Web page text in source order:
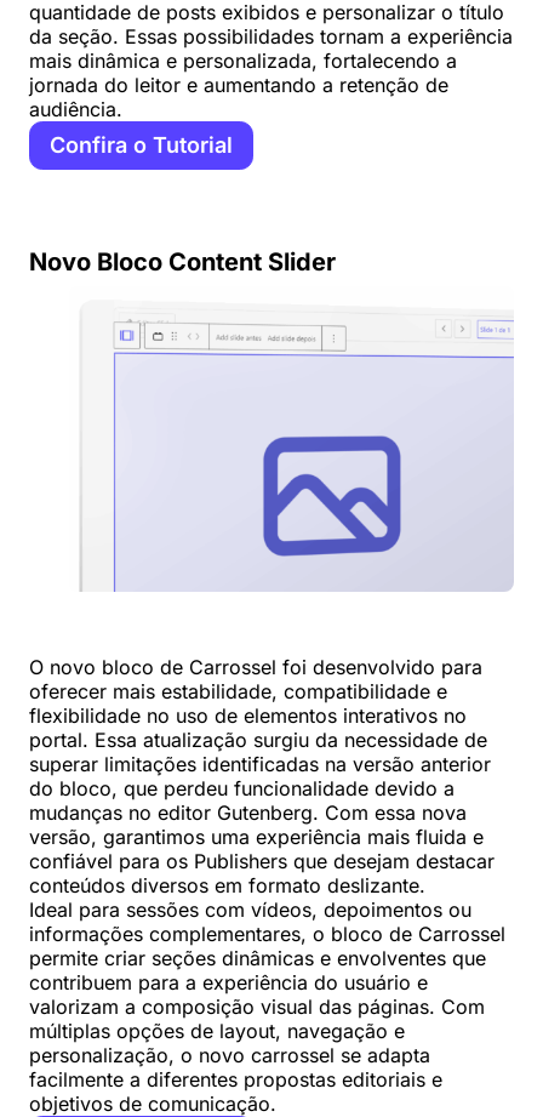
quantidade de posts exibidos e personalizar o título
da seção. Essas possibilidades tornam a experiência
mais dinâmica e personalizada, fortalecendo a
jornada do leitor e aumentando a retenção de
audiência.
Confira o Tutorial
Novo Bloco Content Slider
O novo bloco de Carrossel foi desenvolvido para
oferecer mais estabilidade, compatibilidade e
flexibilidade no uso de elementos interativos no
portal. Essa atualização surgiu da necessidade de
superar limitações identificadas na versão anterior
do bloco, que perdeu funcionalidade devido a
mudanças no editor Gutenberg. Com essa nova
versão, garantimos uma experiência mais fluida e
confiável para os Publishers que desejam destacar
conteúdos diversos em formato deslizante.
Ideal para sessões com vídeos, depoimentos ou
informações complementares, o bloco de Carrossel
permite criar seções dinâmicas e envolventes que
contribuem para a experiência do usuário e
valorizam a composição visual das páginas. Com
múltiplas opções de layout, navegação e
personalização, o novo carrossel se adapta
facilmente a diferentes propostas editoriais e
objetivos de comunicação.